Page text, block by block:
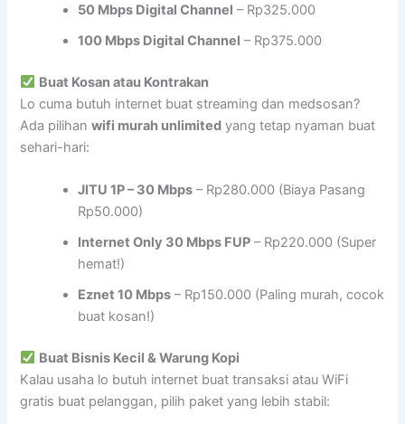
50 Mbps Digital Channel – Rp325.000
100 Mbps Digital Channel – Rp375.000
Buat Kosan atau Kontrakan
Lo cuma butuh internet buat streaming dan medsosan?
Ada pilihanwifi murah unlimited yang tetap nyaman buat
sehari-hari:
JITU 1P – 30 Mbps – Rp280.000 (Biaya Pasang
Rp50.000)
Internet Only 30 Mbps FUP – Rp220.000 (Super
hemat!)
Eznet 10 Mbps – Rp150.000 (Paling murah, cocok
buat kosan!)
Buat Bisnis Kecil & Warung Kopi
Kalau usaha lo butuh internet buat transaksi atau WiFi
gratis buat pelanggan, pilih paket yang lebih stabil: